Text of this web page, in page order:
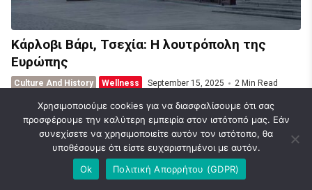
Κάρλοβι Βάρι, Τσεχία: Η λουτρόπολη της
Ευρώπης
Culture And History Wellness September 15, 2025 2 Min Read
© 2026 Caravel Travel Blog | Ideas | News. Designed & Developed by
Χρησιμοποιούμε cookies για να διασφαλίσουμε ότι σας
προσφέρουμε την καλύτερη εμπειρία στον ιστότοπό μας. Εάν
συνεχίσετε να χρησιμοποιείτε αυτόν τον ιστότοπο, θα
υποθέσουμε ότι είστε ευχαριστημένοι με αυτόν.
Ok
Πολιτική Απορρήτου (GDPR)